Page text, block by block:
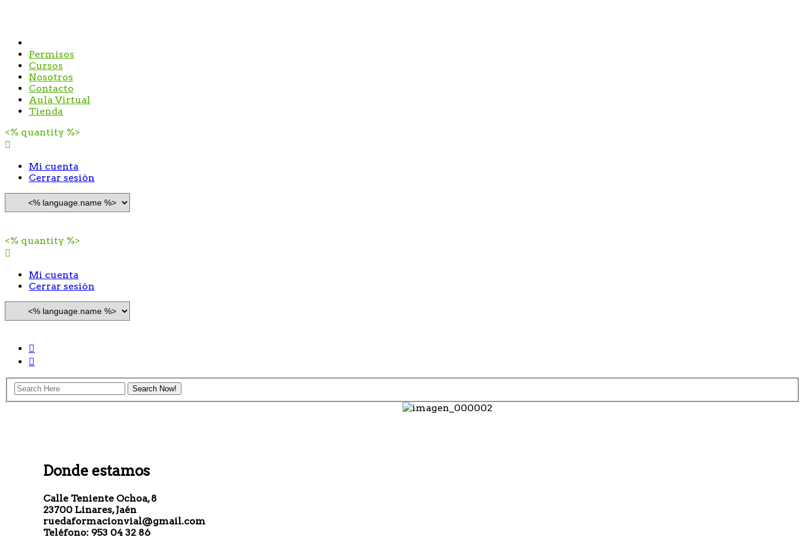
Permisos
Cursos
Nosotros
Contacto
Aula Virtual
Tienda
<% quantity %>
Mi cuenta
Cerrar sesión
Seleccionar idioma
<% quantity %>
Mi cuenta
Cerrar sesión
Seleccionar idioma
Site Search
Search Here input_select_00002
Donde estamos
Calle Teniente Ochoa, 8
23700 Linares, Jaén
ruedaformacionvial@gmail.com
Teléfono: 953 04 32 86